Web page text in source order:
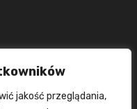
jakość przeglądania,